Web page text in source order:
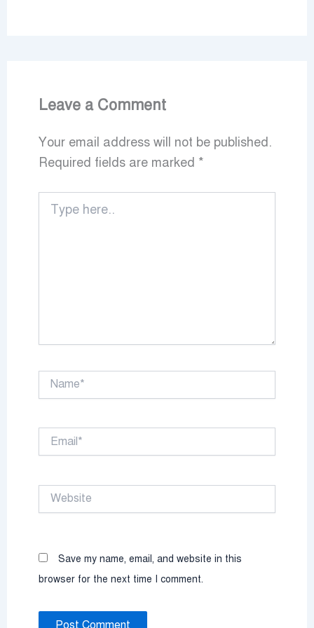
Leave a Comment
Your email address will not be published.
Required fields are marked *
here..
Name*
Website
Save my name, email, and website in this
browser for the next time I comment.